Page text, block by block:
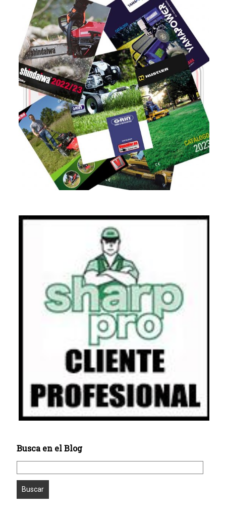
Busca en el Blog